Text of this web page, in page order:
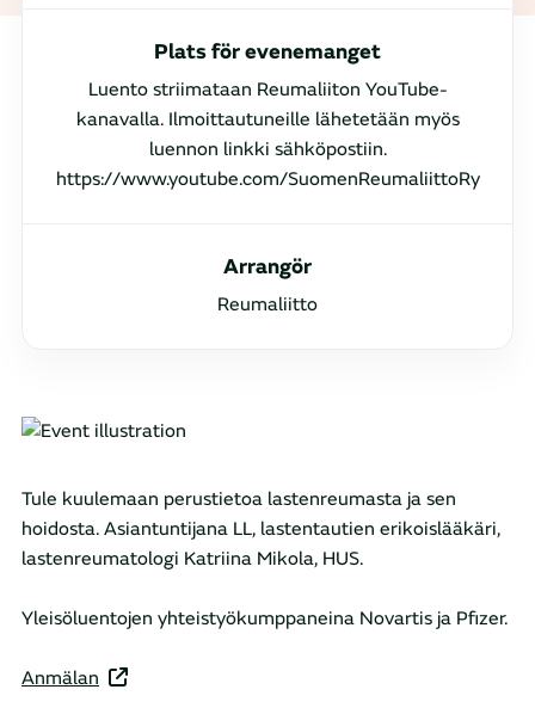
Plats för evenemanget
Luento striimataan Reumaliiton YouTube-
kanavalla. Ilmoittautuneille lähetetään myös
luennon linkki sähköpostiin.
https://www.youtube.com/SuomenReumaliittoRy
Arrangör
Reumaliitto
Tule kuulemaan perustietoa lastenreumasta ja sen
hoidosta. Asiantuntijana LL, lastentautien erikoislääkäri,
lastenreumatologi Katriina Mikola, HUS.
Yleisöluentojen yhteistyökumppaneina Novartis ja Pfizer.
Anmälan